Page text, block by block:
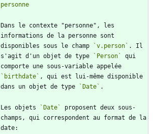
Dans le contexte "personne", les
informations de la personne sont
disponibles sous le champ
`v.person` . Il
s'agit d'un objet de type
`Person`
qui
`birthdate` , qui est lui-même disponible
dans un objet de type
`Date`
Les objets `Date`
proposent deux sous-
champs, qui correspondent au format de la